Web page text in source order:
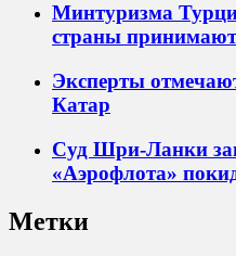
Минтуризма
страны
Эксперты
Катар
Суд Шри-Ланки
«Аэрофлота»
Метки